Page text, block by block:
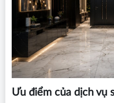
Ưu điểm của dịch vụ